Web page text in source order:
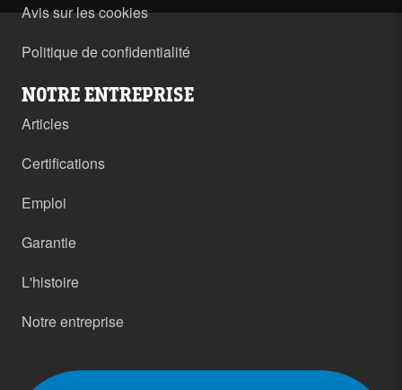
Avis sur les cookies
Politique de confidentialité
NOTRE ENTREPRISE
Articles
Certifications
Emploi
Garantie
L'histoire
Notre entreprise